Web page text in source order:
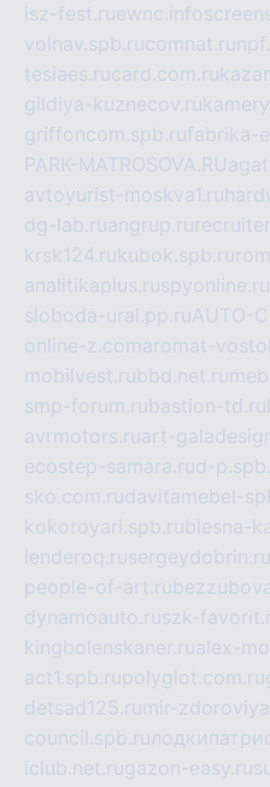
isz-fest.ruewnc.info
volnav.spb.rucomnat.ru
tesiaes.rucard.com.ru
gildiya-kuznecov.ru
griffoncom.spb.rufabrika-
PARK-MATROSOVA.RU
avtoyurist-moskva1.ru
dg-lab.ruangrup.ru
krsk124.rukubok.spb.ru
analitikaplus.ruspyonline.ru
sloboda-ural.pp.ruAUTO-
online-z.comaromat-
mobilvest.rubbd.net.ru
smp-forum.rubastion-td.ru
avrmotors.ruart-
ecostep-samara.rud-
sko.com.rudavitamebel-
kokoroyari.spb.rublesna-
lenderoq.rusergeydobrin.ru
people-of-art.ru
dynamoauto.ruszk-
kingbolenskaner.rualex-
act1.spb.rupolyglot.com.ru
detsad125.ru mir-
council.spb.ru
iclub.net.rugazon-easy.ru